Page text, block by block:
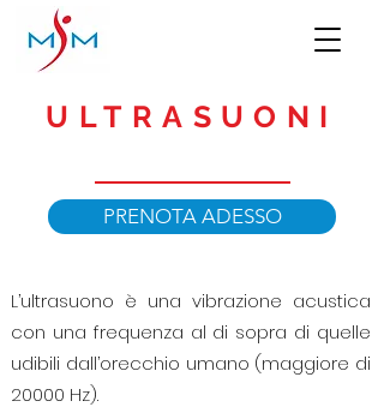
L’ultrasuono è una vibrazione acustica
con una frequenza al di sopra di quelle
udibili dall’orecchio umano (maggiore di
20000 Hz).
ULTRASUONI
PRENOTA ADESSO